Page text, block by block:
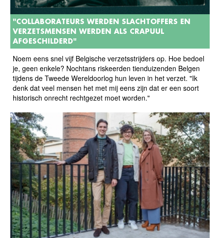
"COLLABORATEURS WERDEN SLACHTOFFERS EN
VERZETSMENSEN WERDEN ALS CRAPUUL
AFGESCHILDERD"
Noem eens snel vijf Belgische verzetsstrijders op. Hoe bedoel
je, geen enkele? Nochtans riskeerden tienduizenden Belgen
tijdens de Tweede Wereldoorlog hun leven in het verzet. "Ik
denk dat veel mensen het met mij eens zijn dat er een soort
historisch onrecht rechtgezet moet worden."